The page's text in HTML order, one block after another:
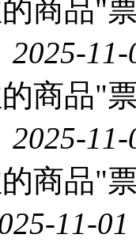
商品"
2025-
商品"
2025-
商品"
11-